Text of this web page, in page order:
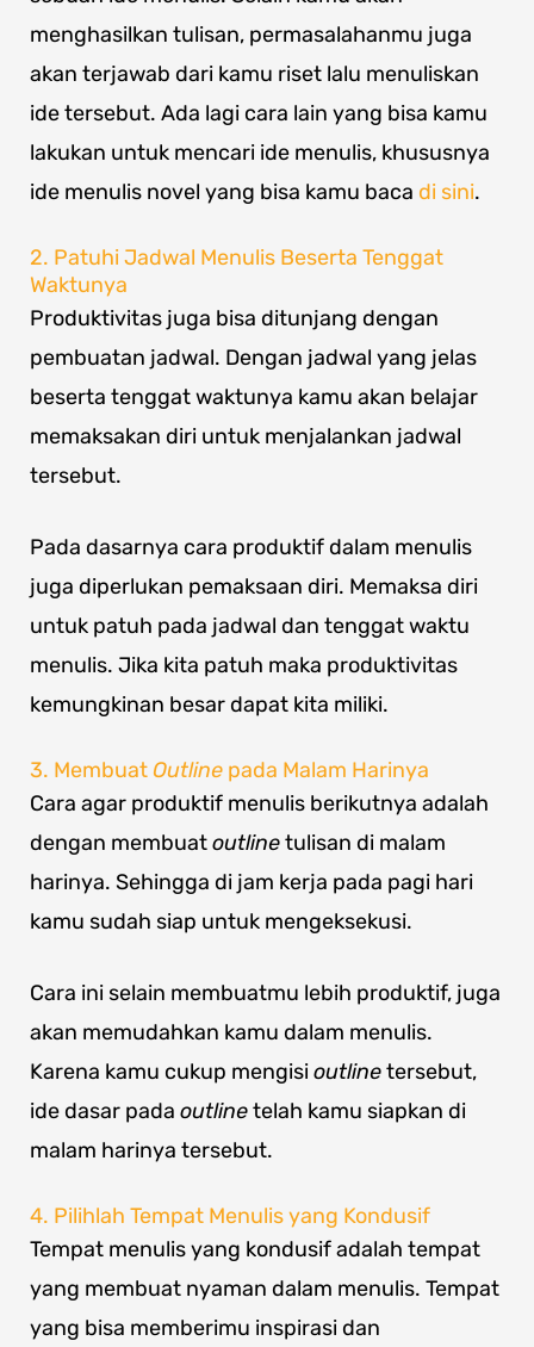
menghasilkan tulisan, permasalahanmu juga
akan terjawab dari kamu riset lalu menuliskan
ide tersebut. Ada lagi cara lain yang bisa kamu
lakukan untuk mencari ide menulis, khususnya
ide menulis novel yang bisa kamu baca di sini.
2. Patuhi Jadwal Menulis Beserta Tenggat
Waktunya
Produktivitas juga bisa ditunjang dengan
pembuatan jadwal. Dengan jadwal yang jelas
beserta tenggat waktunya kamu akan belajar
memaksakan diri untuk menjalankan jadwal
tersebut.
Pada dasarnya cara produktif dalam menulis
juga diperlukan pemaksaan diri. Memaksa diri
untuk patuh pada jadwal dan tenggat waktu
menulis. Jika kita patuh maka produktivitas
kemungkinan besar dapat kita miliki.
3. MembuatOutline pada Malam Harinya
Cara agar produktif menulis berikutnya adalah
dengan membuatoutlinetulisan di malam
harinya. Sehingga di jam kerja pada pagi hari
kamu sudah siap untuk mengeksekusi.
Cara ini selain membuatmu lebih produktif, juga
akan memudahkan kamu dalam menulis.
Karena kamu cukup mengisioutlinetersebut,
ide dasar pada outlinetelah kamu siapkan di
malam harinya tersebut.
4. Pilihlah Tempat Menulis yang Kondusif
Tempat menulis yang kondusif adalah tempat
yang membuat nyaman dalam menulis. Tempat
yang bisa memberimu inspirasi dan